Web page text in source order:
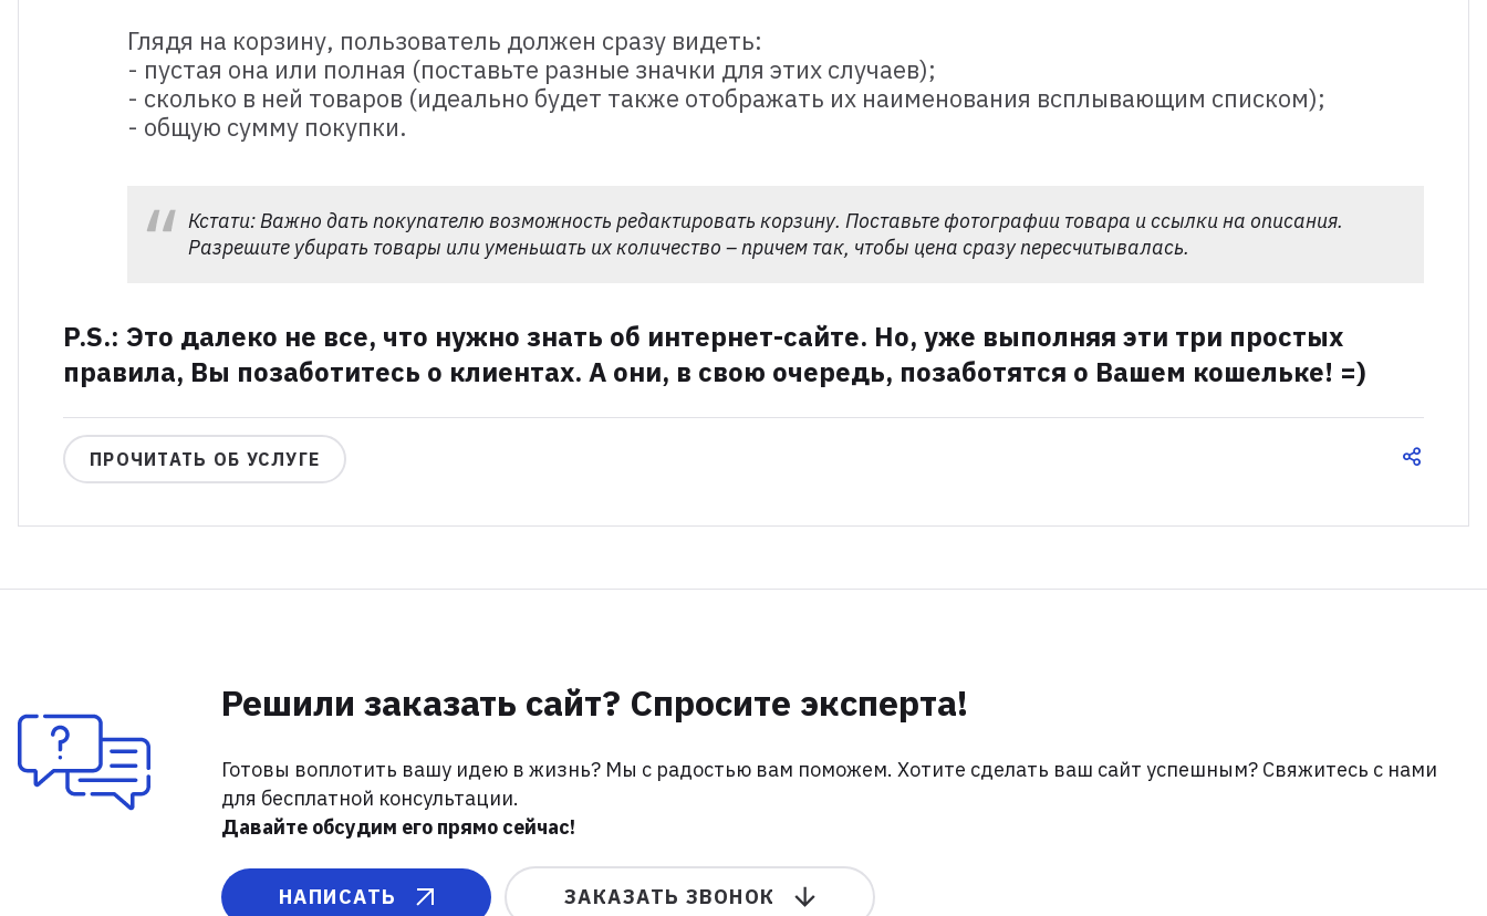
Глядя на корзину, пользователь должен сразу видеть:
- пустая она или полная (поставьте разные значки для этих случаев);
- сколько в ней товаров (идеально будет также отображать их наименования всплывающим списком);
- общую сумму покупки.
Кстати: Важно дать покупателю возможность редактировать корзину. Поставьте фотографии товара и ссылки на описания.
Разрешите убирать товары или уменьшать их количество – причем так, чтобы цена сразу пересчитывалась.
P.S.: Это далеко не все, что нужно знать об интернет-сайте. Но, уже выполняя эти три простых
правила, Вы позаботитесь о клиентах. А они, в свою очередь, позаботятся о Вашем кошельке! =)
ПРОЧИТАТЬ ОБ УСЛУГЕ
Решили заказать сайт? Спросите эксперта!
Готовы воплотить вашу идею в жизнь? Мы с радостью вам поможем. Хотите сделать ваш сайт успешным? Свяжитесь с нами
для бесплатной консультации.
Давайте обсудим его прямо сейчас!
НАПИСАТЬ ЗАКАЗАТЬ ЗВОНОК